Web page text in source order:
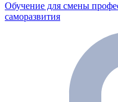
Обучение для смены
саморазвития